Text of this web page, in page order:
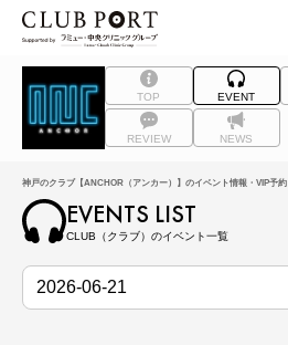
TOP EVENT
REVIEW NEWS
神戸のクラブ【ANCHOR（アンカー）】のイベント情報・VIP予約
EVENTS LIST
CLUB（クラブ）のイベント一覧